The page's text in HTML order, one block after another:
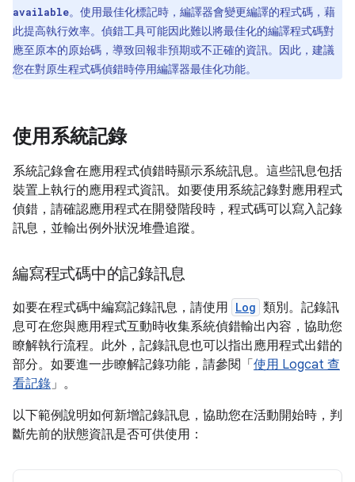
available。使用最佳化標記時，編譯器會變更編譯的程式碼，藉
此提高執行效率。偵錯工具可能因此難以將最佳化的編譯程式碼對
應至原本的原始碼，導致回報非預期或不正確的資訊。因此，建議
您在對原生程式碼偵錯時停用編譯器最佳化功能。
使用系統記錄
系統記錄會在應用程式偵錯時顯示系統訊息。這些訊息包括
裝置上執行的應用程式資訊。如要使用系統記錄對應用程式
偵錯，請確認應用程式在開發階段時，程式碼可以寫入記錄
訊息，並輸出例外狀況堆疊追蹤。
編寫程式碼中的記錄訊息
如要在程式碼中編寫記錄訊息，請使用 Log 類別。記錄訊
息可在您與應用程式互動時收集系統偵錯輸出內容，協助您
瞭解執行流程。此外，記錄訊息也可以指出應用程式出錯的
部分。如要進一步瞭解記錄功能，請參閱「使用 Logcat 查
看記錄 」。
以下範例說明如何新增記錄訊息，協助您在活動開始時，判
斷先前的狀態資訊是否可供使用：